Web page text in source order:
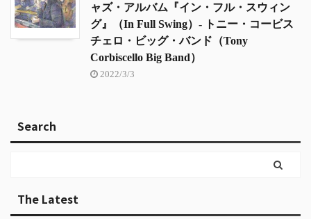
ャズ・アルバム『イン・フル・スウィン
グ』（In Full Swing）- トニー・コービス
チェロ・ビッグ・バンド（Tony
Corbiscello Big Band）
2022/3/3
Search
The Latest